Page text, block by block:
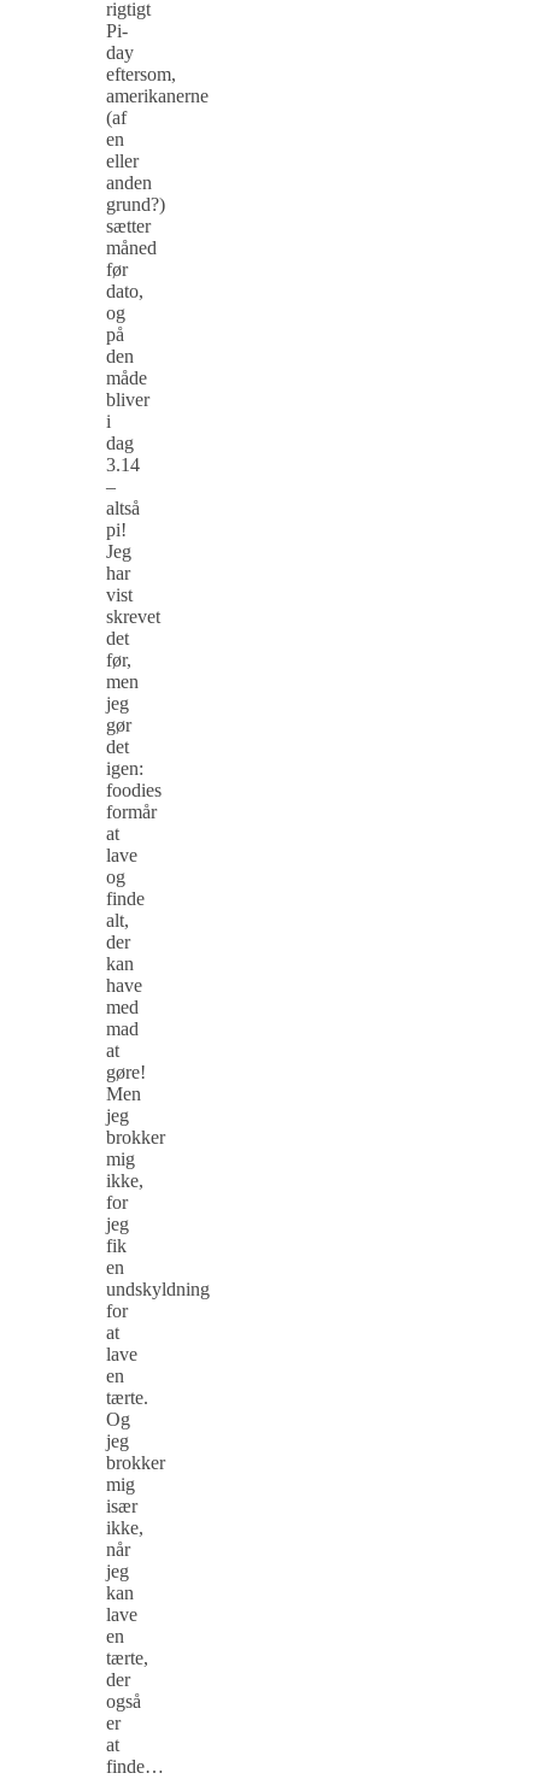
rigtigt
Pi-
day
eftersom,
amerikanerne
(af
en
eller
anden
grund?)
sætter
måned
før
dato,
og
på
den
måde
bliver
i
dag
3.14
–
altså
pi!
Jeg
har
vist
skrevet
det
før,
men
jeg
gør
det
igen:
foodies
formår
at
lave
og
finde
alt,
der
kan
have
med
mad
at
gøre!
Men
jeg
brokker
mig
ikke,
for
jeg
fik
en
undskyldning
for
at
lave
en
tærte.
Og
jeg
brokker
mig
især
ikke,
når
jeg
kan
lave
en
tærte,
der
også
er
at
finde…